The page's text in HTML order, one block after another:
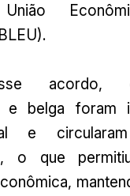
acordo,
e belga foram
e
o que